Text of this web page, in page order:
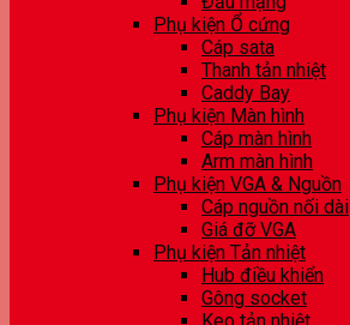
Phụ kiện Ổ cứng
Cáp sata
Thanh tản nhiệt
Caddy Bay
Phụ kiện Màn hình
Cáp màn hình
Arm màn hình
Phụ kiện VGA & Nguồn
Cáp nguồn nối dài
Giá đỡ VGA
Phụ kiện Tản nhiệt
Hub điều khiển
Gông socket